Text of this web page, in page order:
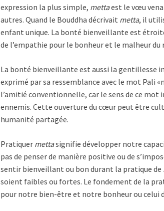
expression la plus simple, mettaest le vœu
autres. Quand le Bouddha décrivait metta, il
enfant unique. La bonté bienveillante est
de l’empathie pour le bonheur et le malheur du
La bonté bienveillante est aussi la gentillesse
exprimé par sa ressemblance avec le mot Pali
l’amitié conventionnelle, car le sens de ce mot
ennemis. Cette ouverture du cœur peut être
humanité partagée.
Pratiquer mettasignifie développer notre
pas de penser de manière positive ou de
sentir bienveillant ou bon durant la pratique de
soient faibles ou fortes. Le fondement de la
pour notre bien-être et notre bonheur ou celui